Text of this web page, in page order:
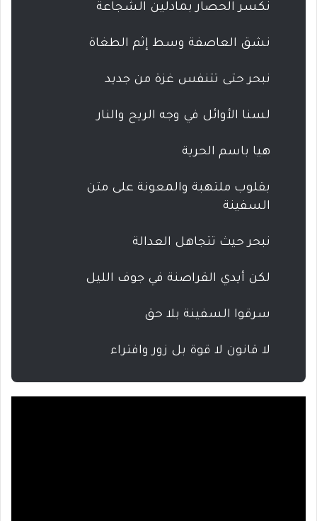
نكسر الحصار بمادلين الشجاعة
نشق العاصفة وسط إثم الطغاة
نبحر حتى تتنفس غزة من جديد
لسنا الأوائل في وجه الريح والنار
هيا باسم الحرية
بقلوب ملتهبة والمعونة على متن
السفينة
نبحر حيث تتجاهل العدالة
لكن أيدي القراصنة في جوف الليل
سرقوا السفينة بلا حق
لا قانون لا قوة بل زور وافتراء